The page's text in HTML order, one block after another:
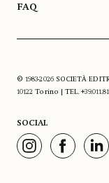
FAQ
© 1983-2026 SOCIETÀ
10122 Torino | TEL.
SOCIAL